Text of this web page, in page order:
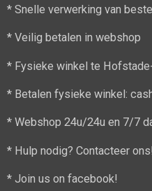
* Snelle verwerking van
* Veilig betalen in webshop
* Fysieke winkel te
* Betalen fysieke winkel:
* Webshop 24u/24u en 7/7
* Hulp nodig? Contacteer ons!
* Join us on facebook!